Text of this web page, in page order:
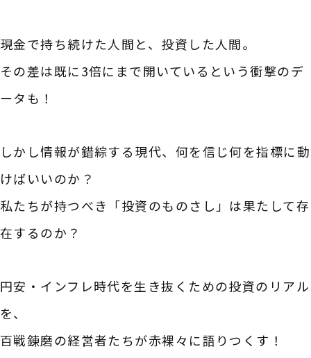
現金で持ち続けた人間と、投資した人間。
その差は既に3倍にまで開いているという衝撃のデ
ータも！
しかし情報が錯綜する現代、何を信じ何を指標に動
けばいいのか？
私たちが持つべき「投資のものさし」は果たして存
在するのか？
円安・インフレ時代を生き抜くための投資のリアル
を、
百戦錬磨の経営者たちが赤裸々に語りつくす！